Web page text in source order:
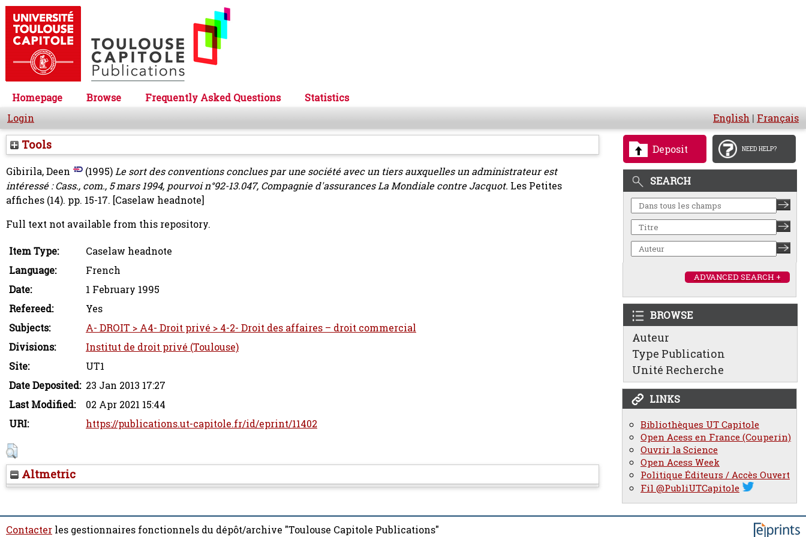
Homepage Browse Frequently Asked Questions
Statistics
Login
English | Français
Deposit NEED HELP?
SEARCH
ADVANCED SEARCH +
BROWSE
Auteur
Type Publication
Unité Recherche
LINKS
Bibliothèques UT Capitole
Open Acess en France (Couperin)
Ouvrir la Science
Open Acess Week
Politique Éditeurs / Accès Ouvert
Fil @PubliUTCapitole
Tools
Gibirila, Deen (1995)Le sort des conventions conclues par une société avec un tiers auxquelles un administrateur est
intéressé : Cass., com., 5 mars 1994, pourvoi n°92-13.047, Compagnie d'assurances La Mondiale contre Jacquot. Les Petites
affiches (14). pp. 15-17. [Caselaw headnote]
Full text not available from this repository.
Item Type:
Caselaw headnote
Language:
French
Date:
1 February 1995
Refereed:
Yes
Subjects:
A- DROIT > A4- Droit privé > 4-2- Droit des affaires – droit commercial
Divisions:
Institut de droit privé (Toulouse)
Site:
UT1
Date Deposited: 23 Jan 2013 17:27
Last Modified:
02 Apr 2021 15:44
URI:
https://publications.ut-capitole.fr/id/eprint/11402
Altmetric
Contacter les gestionnaires fonctionnels du dépôt/archive "Toulouse Capitole Publications"